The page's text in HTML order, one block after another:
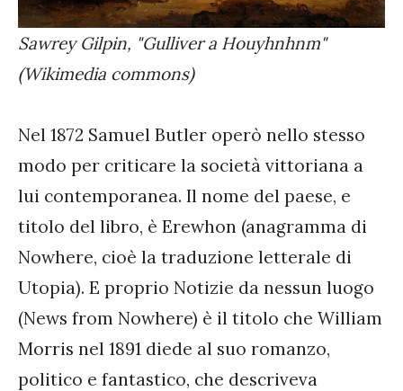
Sawrey Gilpin, "Gulliver a Houyhnhnm"
(Wikimedia commons)
Nel 1872 Samuel Butler operò nello stesso
modo per criticare la società vittoriana a
lui contemporanea. Il nome del paese, e
titolo del libro, è Erewhon (anagramma di
Nowhere, cioè la traduzione letterale di
Utopia). E proprio Notizie da nessun luogo
(News from Nowhere) è il titolo che William
Morris nel 1891 diede al suo romanzo,
politico e fantastico, che descriveva